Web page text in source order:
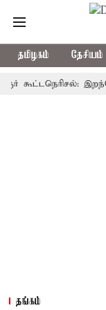
தமிழகம் தேசியம்
தங்கம்